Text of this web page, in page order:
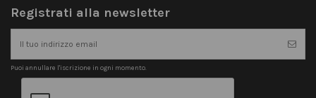
Registrati alla newsletter
Puoi annullare l'iscrizione in ogni momento.